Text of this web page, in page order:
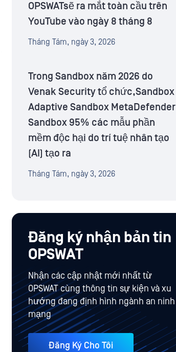
OPSWATsẽ ra mắt toàn cầu trên
YouTube vào ngày 8 tháng 8
Tháng Tám, ngày 3, 2026
Trong Sandbox năm 2026 do
Venak Security tổ chức,Sandbox
Adaptive Sandbox MetaDefender
Sandbox 95% các mẫu phần
mềm độc hại do trí tuệ nhân tạo
(AI) tạo ra
Tháng Tám, ngày 3, 2026
Đăng ký nhận bản tin
OPSWAT
Nhận các cập nhật mới nhất từ
OPSWAT cùng thông tin sự kiện và xu
hướng đang định hình ngành an ninh
mạng
Đăng Ký Cho Tôi